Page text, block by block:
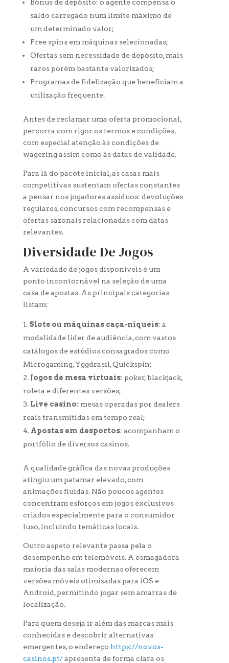
Bónus de depósito: o agente compensa o
saldo carregado num limite máximo de
um determinado valor;
Free spins em máquinas selecionadas;
Ofertas sem necessidade de depósito, mais
raros porém bastante valorizados;
Programas de fidelização que beneficiam a
utilização frequente.
Antes de reclamar uma oferta promocional,
percorra com rigor os termos e condições,
com especial atenção às condições de
wagering assim como às datas de validade.
Para lá do pacote inicial, as casas mais
competitivas sustentam ofertas constantes
a pensar nos jogadores assíduos: devoluções
regulares, concursos com recompensas e
ofertas sazonais relacionadas com datas
relevantes.
Diversidade De Jogos
A variedade de jogos disponíveis é um
ponto incontornável na seleção de uma
casa de apostas. As principais categorias
listam:
Slots ou máquinas caça-níqueis: a
modalidade líder de audiência, com vastos
catálogos de estúdios consagrados como
Microgaming, Yggdrasil, Quickspin;
Jogos de mesa virtuais: poker, blackjack,
roleta e diferentes versões;
Live casino: mesas operadas por dealers
reais transmitidas em tempo real;
Apostas em desportos: acompanham o
portfólio de diversos casinos.
A qualidade gráfica das novas produções
atingiu um patamar elevado, com
animações fluidas. Não poucos agentes
concentram esforços em jogos exclusivos
criados especialmente para o consumidor
luso, incluindo temáticas locais.
Outro aspeto relevante passa pela o
desempenho em telemóveis. A esmagadora
maioria das salas modernas oferecem
versões móveis otimizadas para iOS e
Android, permitindo jogar sem amarras de
localização.
Para quem deseja ir além das marcas mais
conhecidas e descobrir alternativas
emergentes, o endereço https://novos-
casinos.pt/apresenta de forma clara os